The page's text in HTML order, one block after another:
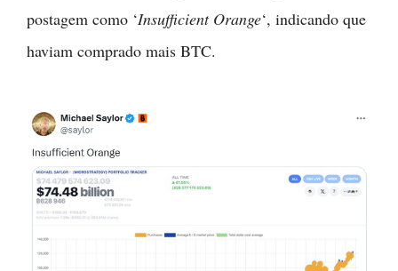
postagem como ‘Insufficient Orange‘, indicando que
haviam comprado mais BTC.